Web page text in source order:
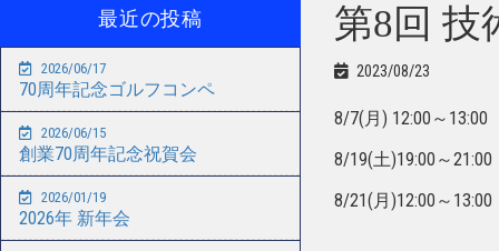
第8回 技
2023/08/23
8/7(月) 12:00～13:00
8/19(土)19:00～
8/21(月)12:00～
最近の投稿
2026/06/17
70周年記念ゴルフコンペ
2026/06/15
創業70周年記念祝賀会
2026/01/19
2026年 新年会